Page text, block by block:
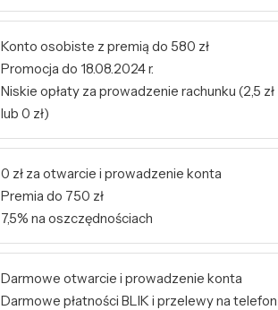
Konto osobiste z premią do 580 zł
Promocja do 18.08.2024 r.
Niskie opłaty za prowadzenie rachunku (2,5 zł
lub 0 zł)
0 zł za otwarcie i prowadzenie konta
Premia do 750 zł
7,5% na oszczędnościach
Darmowe otwarcie i prowadzenie konta
Darmowe płatności BLIK i przelewy na telefon